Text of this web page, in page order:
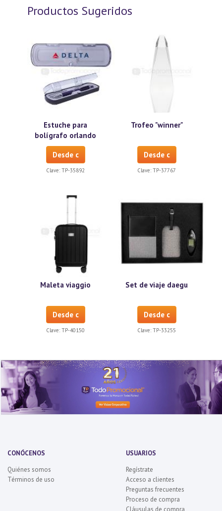
Productos Sugeridos
Estuche para
bolígrafo orlando
Desde c
Clave: TP-35892
Trofeo "winner"
Desde c
Clave: TP-37767
Maleta viaggio
Desde c
Clave: TP-40150
Set de viaje daegu
Desde c
Clave: TP-33255
CONÓCENOS
Quiénes somos
Términos de uso
USUARIOS
Regístrate
Acceso a clientes
Preguntas frecuentes
Proceso de compra
Cláusulas de compra